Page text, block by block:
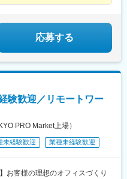
応募する
験歓迎／リモートワー
PRO Market上場）
未経験歓迎 業種未経験歓迎
お客様の理想のオフィスづくり